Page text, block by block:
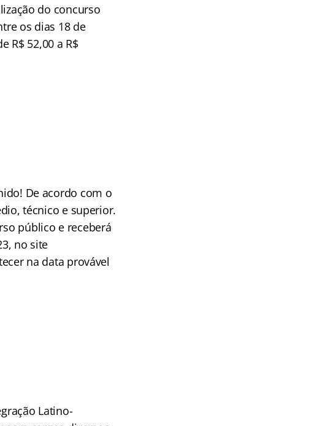
do concurso
os dias 18 de
R$ 52,00 a R$
De acordo com o
técnico e superior.
público e receberá
no site
na data provável
Latino-